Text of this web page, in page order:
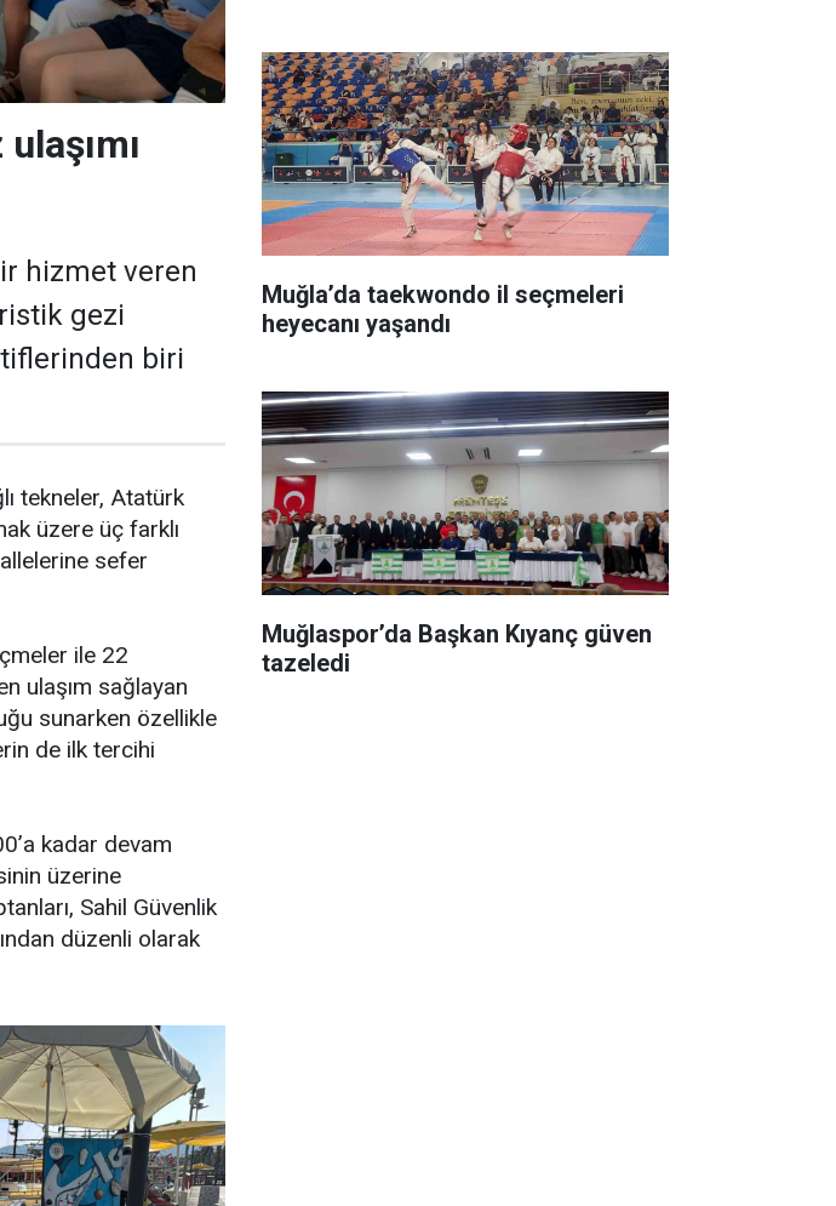
hizmet veren
gezi
biri
tekneler, Atatürk
üzere üç farklı
sefer
ile 22
ulaşım sağlayan
sunarken özellikle
de ilk tercihi
kadar devam
üzerine
Sahil Güvenlik
düzenli olarak
Muğla’da taekwondo il seçmeleri
heyecanı yaşandı
Muğlaspor’da Başkan Kıyanç güven
tazeledi